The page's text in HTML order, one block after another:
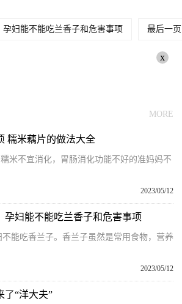
妇能不能吃兰香子和危害事项 最后一页
x
MORE
糯米藕片的做法大全
米不宜消化，胃肠消化功能不好的准妈妈不
2023/05/12
孕妇能不能吃兰香子和危害事项
能吃香兰子。香兰子虽然是常用食物，营养
2023/05/12
了“洋大夫”